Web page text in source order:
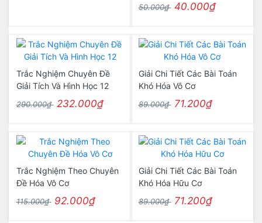
50.000₫ 40.000₫
Trắc Nghiệm Chuyên Đề
Giải Tích Và Hình Học 12
290.000₫ 232.000₫
Giải Chi Tiết Các Bài Toán
Khó Hóa Vô Cơ
89.000₫ 71.200₫
Trắc Nghiệm Theo Chuyên
Đề Hóa Vô Cơ
115.000₫ 92.000₫
Giải Chi Tiết Các Bài Toán
Khó Hóa Hữu Cơ
89.000₫ 71.200₫